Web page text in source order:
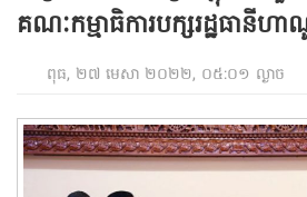
គណៈកម្មាធិការបក្សរដ្ឋធានី
ពុធ, ២៧ មេសា ២០២២, ០៥:០១ ល្ងាច